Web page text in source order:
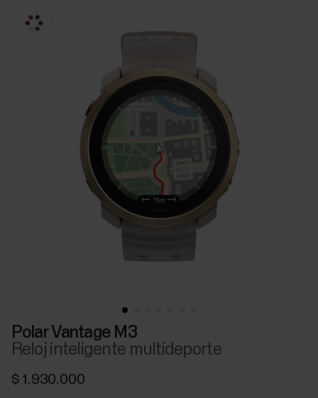
Polar Vantage M3
Reloj inteligente multideporte
$ 1.930.000